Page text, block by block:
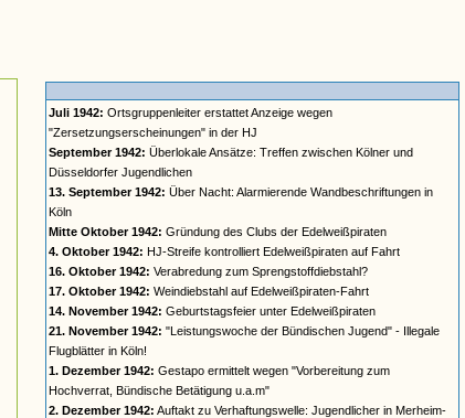
Juli 1942: Ortsgruppenleiter erstattet Anzeige wegen
"Zersetzungserscheinungen" in der HJ
September 1942: Überlokale Ansätze: Treffen zwischen Kölner und
Düsseldorfer Jugendlichen
13. September 1942: Über Nacht: Alarmierende Wandbeschriftungen in
Köln
Mitte Oktober 1942: Gründung des Clubs der Edelweißpiraten
4. Oktober 1942: HJ-Streife kontrolliert Edelweißpiraten auf Fahrt
16. Oktober 1942: Verabredung zum Sprengstoffdiebstahl?
17. Oktober 1942: Weindiebstahl auf Edelweißpiraten-Fahrt
14. November 1942: Geburtstagsfeier unter Edelweißpiraten
21. November 1942: "Leistungswoche der Bündischen Jugend" - Illegale
Flugblätter in Köln!
1. Dezember 1942: Gestapo ermittelt wegen "Vorbereitung zum
Hochverrat, Bündische Betätigung u.a.m"
2. Dezember 1942: Auftakt zu Verhaftungswelle: Jugendlicher in Merheim-